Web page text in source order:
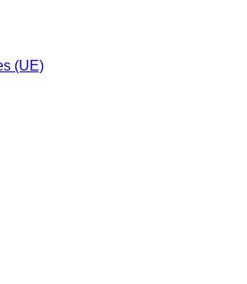
(UE)